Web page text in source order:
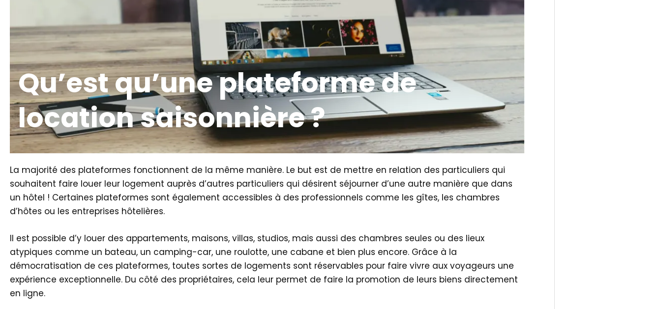
Qu’est qu’une plateforme de
location saisonnière ?
La majorité des plateformes fonctionnent de la même manière. Le but est de mettre en relation des particuliers qui
souhaitent faire louer leur logement auprès d’autres particuliers qui désirent séjourner d’une autre manière que dans
un hôtel ! Certaines plateformes sont également accessibles à des professionnels comme les gîtes, les chambres
d’hôtes ou les entreprises hôtelières.
Il est possible d’y louer des appartements, maisons, villas, studios, mais aussi des chambres seules ou des lieux
atypiques comme un bateau, un camping-car, une roulotte, une cabane et bien plus encore. Grâce à la
démocratisation de ces plateformes, toutes sortes de logements sont réservables pour faire vivre aux voyageurs une
expérience exceptionnelle. Du côté des propriétaires, cela leur permet de faire la promotion de leurs biens directement
en ligne.